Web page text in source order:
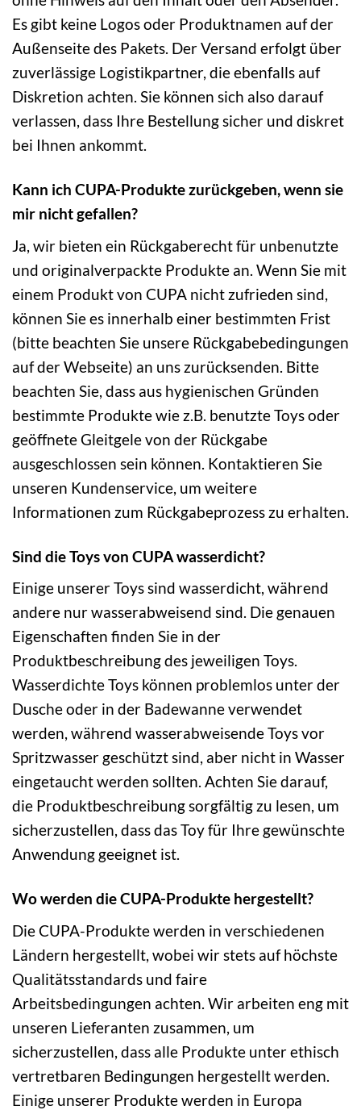
Es gibt keine Logos oder Produktnamen auf der
Außenseite des Pakets. Der Versand erfolgt über
zuverlässige Logistikpartner, die ebenfalls auf
Diskretion achten. Sie können sich also darauf
verlassen, dass Ihre Bestellung sicher und diskret
bei Ihnen ankommt.
Kann ich CUPA-Produkte zurückgeben, wenn sie
mir nicht gefallen?
Ja, wir bieten ein Rückgaberecht für unbenutzte
und originalverpackte Produkte an. Wenn Sie mit
einem Produkt von CUPA nicht zufrieden sind,
können Sie es innerhalb einer bestimmten Frist
(bitte beachten Sie unsere Rückgabebedingungen
auf der Webseite) an uns zurücksenden. Bitte
beachten Sie, dass aus hygienischen Gründen
bestimmte Produkte wie z.B. benutzte Toys oder
geöffnete Gleitgele von der Rückgabe
ausgeschlossen sein können. Kontaktieren Sie
unseren Kundenservice, um weitere
Informationen zum Rückgabeprozess zu erhalten.
Sind die Toys von CUPA wasserdicht?
Einige unserer Toys sind wasserdicht, während
andere nur wasserabweisend sind. Die genauen
Eigenschaften finden Sie in der
Produktbeschreibung des jeweiligen Toys.
Wasserdichte Toys können problemlos unter der
Dusche oder in der Badewanne verwendet
werden, während wasserabweisende Toys vor
Spritzwasser geschützt sind, aber nicht in Wasser
eingetaucht werden sollten. Achten Sie darauf,
die Produktbeschreibung sorgfältig zu lesen, um
sicherzustellen, dass das Toy für Ihre gewünschte
Anwendung geeignet ist.
Wo werden die CUPA-Produkte hergestellt?
Die CUPA-Produkte werden in verschiedenen
Ländern hergestellt, wobei wir stets auf höchste
Qualitätsstandards und faire
Arbeitsbedingungen achten. Wir arbeiten eng mit
unseren Lieferanten zusammen, um
sicherzustellen, dass alle Produkte unter ethisch
vertretbaren Bedingungen hergestellt werden.
Einige unserer Produkte werden in Europa